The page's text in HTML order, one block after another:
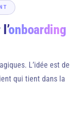
onboarding
L’idée est de
qui tient dans la